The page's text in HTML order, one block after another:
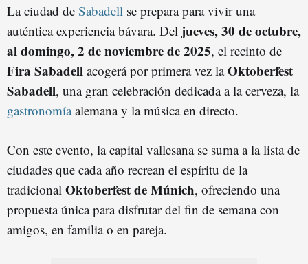
La ciudad de Sabadell se prepara para vivir una
auténtica experiencia bávara. Del jueves, 30 de octubre,
al domingo, 2 de noviembre de 2025, el recinto de
Fira Sabadell acogerá por primera vez laOktoberfest
Sabadell, una gran celebración dedicada a la cerveza, la
gastronomíaalemana y la música en directo.
Con este evento, la capital vallesana se suma a la lista de
ciudades que cada año recrean el espíritu de la
tradicional Oktoberfest de Múnich, ofreciendo una
propuesta única para disfrutar del fin de semana con
amigos, en familia o en pareja.